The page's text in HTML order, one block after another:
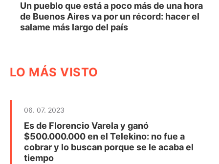
Un pueblo que está a poco más de una hora
de Buenos Aires va por un récord: hacer el
salame más largo del país
LO MÁS VISTO
06. 07. 2023
Es de Florencio Varela y ganó
$500.000.000 en el Telekino: no fue a
cobrar y lo buscan porque se le acaba el
tiempo